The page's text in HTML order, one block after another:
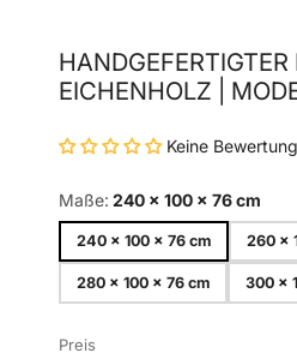
EICHENHOLZ |
Keine
Maße: 240 x 100 x 76 cm
240 x 100 x 76 cm 260 x
280 x 100 x 76 cm 300 x
Preis